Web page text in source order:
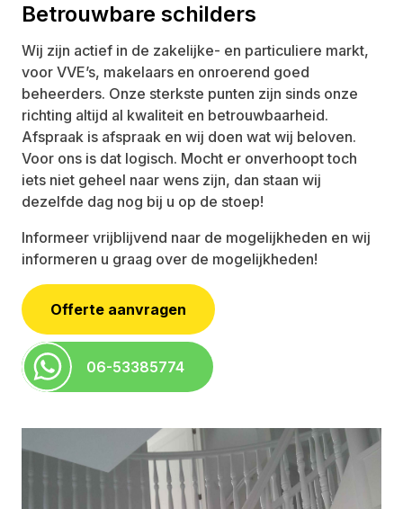
Betrouwbare schilders
Wij zijn actief in de zakelijke- en particuliere markt,
voor VVE’s, makelaars en onroerend goed
beheerders. Onze sterkste punten zijn sinds onze
richting altijd al kwaliteit en betrouwbaarheid.
Afspraak is afspraak en wij doen wat wij beloven.
Voor ons is dat logisch. Mocht er onverhoopt toch
iets niet geheel naar wens zijn, dan staan wij
dezelfde dag nog bij u op de stoep!
Informeer vrijblijvend naar de mogelijkheden en wij
informeren u graag over de mogelijkheden!
Offerte aanvragen
06-53385774